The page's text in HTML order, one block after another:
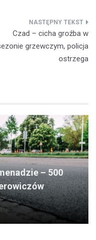
Czad – cicha groźba w
grzewczym, policja
ostrzega
– 500